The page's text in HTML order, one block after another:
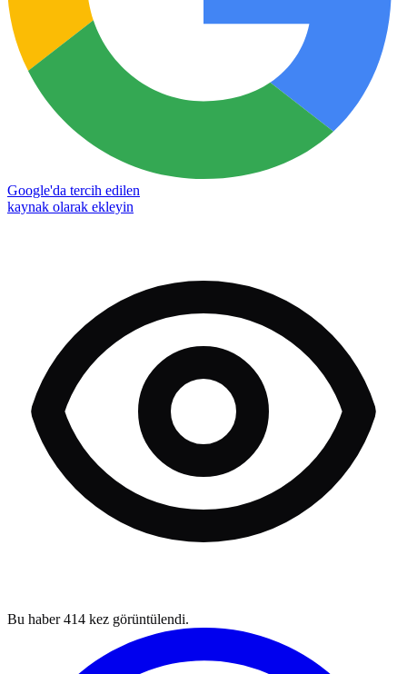
Google'da tercih edilen
kaynak olarak ekleyin
Bu haber414 kez görüntülendi.